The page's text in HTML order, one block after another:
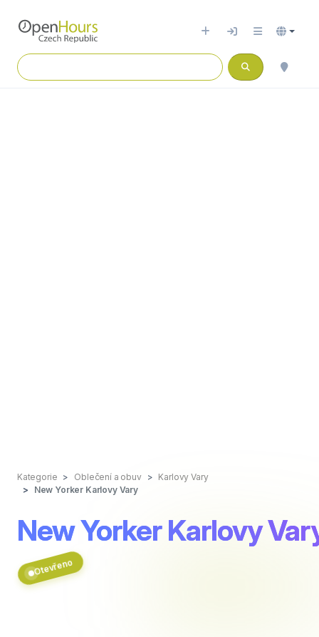
Kategorie Oblečení a obuv
Karlovy Vary
New Yorker Karlovy Vary
New Yorker Karlovy
Otevřeno